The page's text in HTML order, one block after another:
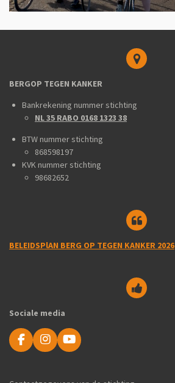
BERGOP TEGEN KANKER
Bankrekening nummer stichting
NL 35 RABO 0168 1323 38
BTW nummer stichting
868598197
KVK nummer stichting
98682652
BELEIDSPlAN BERG OP TEGEN KANKER 2026
Sociale media
F
a
I
n
Y
o